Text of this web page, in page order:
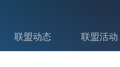
联盟动态 联盟活动